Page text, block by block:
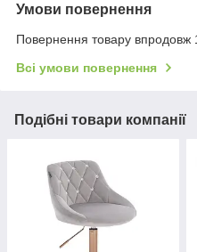
Умови повернення
Повернення товару впродовж
Всі умови повернення
Подібні товари компанії